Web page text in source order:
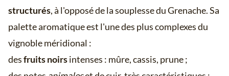
structurés, à l'opposé de la souplesse du Grenache. Sa
palette aromatique est l'une des plus complexes du
vignoble méridional :
desfruits noirsintenses : mûre, cassis, prune ;